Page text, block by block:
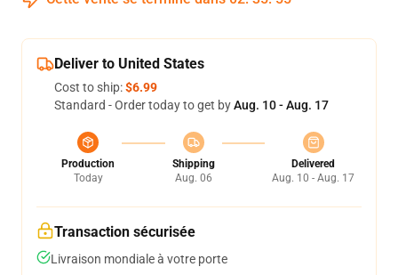
Deliver to United States
Cost to ship:$6.99
Standard - Order today to get byAug. 10 - Aug. 17
Production
Today
Shipping
Aug. 06
Delivered
Aug. 10 - Aug. 17
Transaction sécurisée
Livraison mondiale à votre porte